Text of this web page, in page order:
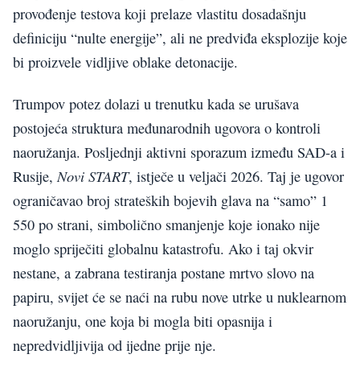
provođenje testova koji prelaze vlastitu dosadašnju
definiciju “nulte energije”, ali ne predviđa eksplozije koje
bi proizvele vidljive oblake detonacije.
Trumpov potez dolazi u trenutku kada se urušava
postojeća struktura međunarodnih ugovora o kontroli
naoružanja. Posljednji aktivni sporazum između SAD-a i
Rusije,Novi START, istječe u veljači 2026. Taj je ugovor
ograničavao broj strateških bojevih glava na “samo” 1
550 po strani, simbolično smanjenje koje ionako nije
moglo spriječiti globalnu katastrofu. Ako i taj okvir
nestane, a zabrana testiranja postane mrtvo slovo na
papiru, svijet će se naći na rubu nove utrke u nuklearnom
naoružanju, one koja bi mogla biti opasnija i
nepredvidljivija od ijedne prije nje.